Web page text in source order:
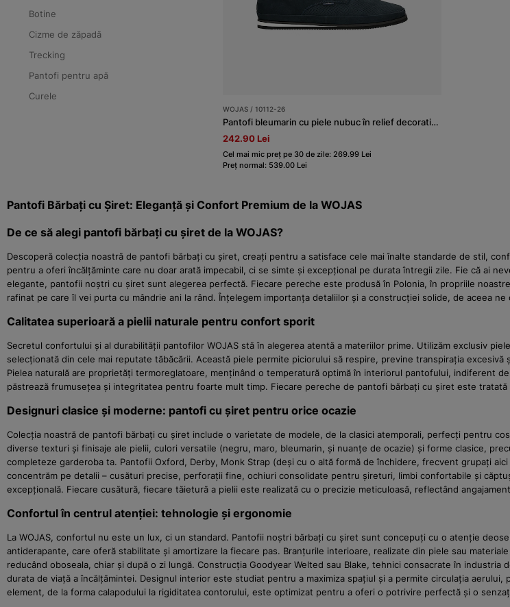
Botine
Cizme de zăpadă
Trecking
Pantofi pentru apă
Curele
WOJAS / 10112-26
Pantofi bleumarin cu piele nubuc în relief decorativ bărbați
242.90 Lei
Cel mai mic preț pe 30 de zile: 269.99 Lei
Preț normal: 539.00 Lei
Pantofi Bărbați cu Șiret: Eleganță și Confort Premium de la WOJAS
De ce să alegi pantofi bărbați cu șiret de la WOJAS?
Descoperă colecția noastră de pantofi bărbați cu șiret, creați pentru a satisface cele mai înalte standarde de stil,
pentru a oferi încălțăminte care nu doar arată impecabil, ci se simte și excepțional pe durata întregii zile. Fie că ai
elegante, pantofii noștri cu șiret sunt alegerea perfectă. Fiecare pereche este produsă în Polonia, în propriile
rafinat pe care îl vei purta cu mândrie ani la rând. Înțelegem importanța detaliilor și a construcției solide, de aceea
Calitatea superioară a pielii naturale pentru confort sporit
Secretul confortului și al durabilității pantofilor WOJAS stă în alegerea atentă a materiilor prime. Utilizăm exclusiv
selecționată din cele mai reputate tăbăcării. Această piele permite piciorului să respire, previne transpirația
Pielea naturală are proprietăți termoreglatoare, menținând o temperatură optimă în interiorul pantofului, indiferent
păstrează frumusețea și integritatea pentru foarte mult timp. Fiecare pereche de pantofi bărbați cu șiret este
Designuri clasice și moderne: pantofi cu șiret pentru orice ocazie
Colecția noastră de pantofi bărbați cu șiret include o varietate de modele, de la clasici atemporali, perfecți pentru
diverse texturi și finisaje ale pielii, culori versatile (negru, maro, bleumarin, și nuanțe de ocazie) și forme clasice,
completeze garderoba ta. Pantofii Oxford, Derby, Monk Strap (deși cu o altă formă de închidere, frecvent grupați
concentrăm pe detalii – cusături precise, perforații fine, ochiuri consolidate pentru șireturi, limbi confortabile și
excepțională. Fiecare cusătură, fiecare tăietură a pielii este realizată cu o precizie meticuloasă, reflectând
Confortul în centrul atenției: tehnologie și ergonomie
La WOJAS, confortul nu este un lux, ci un standard. Pantofii noștri bărbați cu șiret sunt concepuți cu o atenție
antiderapante, care oferă stabilitate și amortizare la fiecare pas. Branțurile interioare, realizate din piele sau
reducând oboseala, chiar și după o zi lungă. Construcția Goodyear Welted sau Blake, tehnici consacrate în
durata de viață a încălțămintei. Designul interior este studiat pentru a maximiza spațiul și a permite circulația
element, de la forma calapodului la rigiditatea contorului, este optimizat pentru a oferi o potrivire perfectă și o